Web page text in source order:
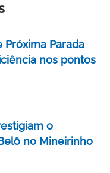
Próxima Parada
nos pontos
o
no Mineirinho